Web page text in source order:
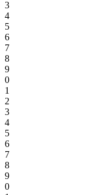
3
4
5
6
7
8
9
0
1
2
3
4
5
6
7
8
9
0